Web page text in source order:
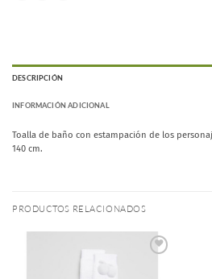
DESCRIPCIÓN
INFORMACIÓN ADICIONAL
Toalla de baño con estampación de los
140 cm.
PRODUCTOS RELACIONADOS